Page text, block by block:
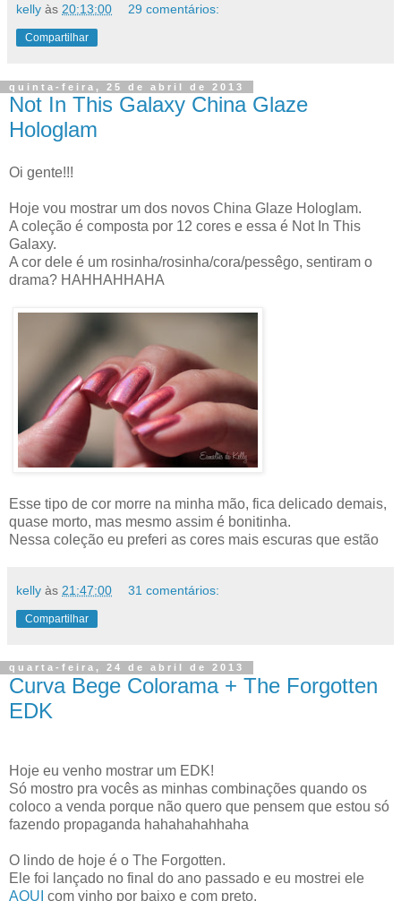
kelly às 20:13:00 29 comentários:
Compartilhar
quinta-feira, 25 de abril de 2013
Not In This Galaxy China Glaze
Hologlam
Oi gente!!!
Hoje vou mostrar um dos novos China Glaze Hologlam.
A coleção é composta por 12 cores e essa é Not In This
Galaxy.
A cor dele é um rosinha/rosinha/cora/pessêgo, sentiram o
drama? HAHHAHHAHA
Esse tipo de cor morre na minha mão, fica delicado demais,
quase morto, mas mesmo assim é bonitinha.
Nessa coleção eu preferi as cores mais escuras que estão
kelly às 21:47:00 31 comentários:
Compartilhar
quarta-feira, 24 de abril de 2013
Curva Bege Colorama + The Forgotten
EDK
Hoje eu venho mostrar um EDK!
Só mostro pra vocês as minhas combinações quando os
coloco a venda porque não quero que pensem que estou só
fazendo propaganda hahahahahhaha
O lindo de hoje é o The Forgotten.
Ele foi lançado no final do ano passado e eu mostrei ele
AQUI com vinho por baixo e com preto.